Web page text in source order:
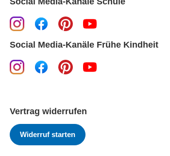
Social Media-Kanäle Frühe Kindheit
Vertrag widerrufen
Widerruf starten